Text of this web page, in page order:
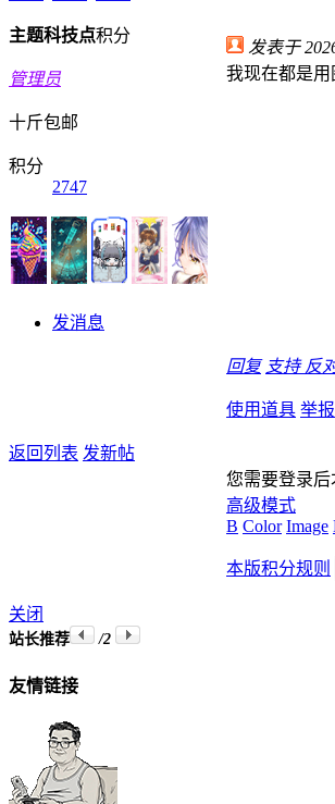
主题科技点积分
管理员
十斤包邮
积分
2747
发消息
发表于
我现在都是
回复 支持 反
使用道具 举报
返回列表 发新帖
您需要登录
高级模式
B Color Image
本版积分规则
关闭
站长推荐 /2
友情链接